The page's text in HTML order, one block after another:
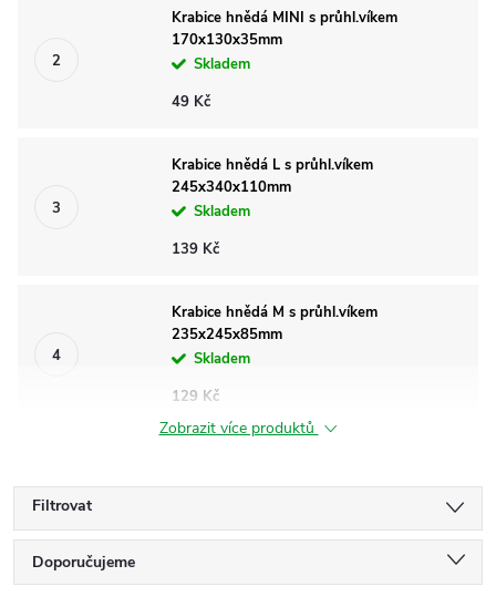
Krabice hnědá MINI s průhl.víkem
170x130x35mm
Skladem
49 Kč
Krabice hnědá L s průhl.víkem
245x340x110mm
Skladem
139 Kč
Krabice hnědá M s průhl.víkem
235x245x85mm
Skladem
129 Kč
Zobrazit více produktů
Filtrovat
Ř
Doporučujeme